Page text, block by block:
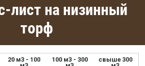
лист на низинный
торф
20 м3 - 100
100 м3 - 300
свыше 300